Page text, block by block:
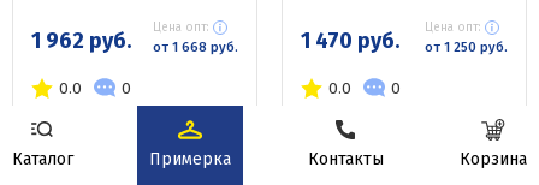
1 962 руб. Цена опт:
от 1 668 руб.
0.0 0
1 470 руб. Цена опт:
от 1 250 руб.
0.0 0
Купить товар
Каталог Примерка Контакты Корзина